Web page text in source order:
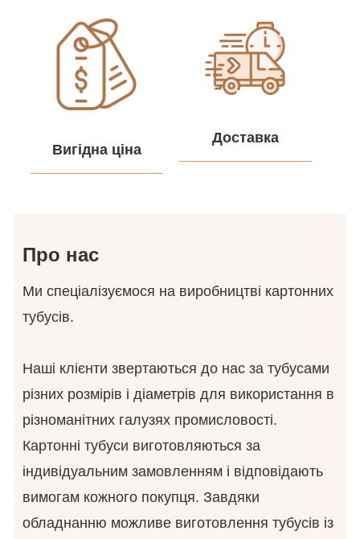
Вигідна ціна
Доставка
Про нас
Ми спеціалізуємося на виробництві картонних
тубусів.
Наші клієнти звертаються до нас за тубусами
різних розмірів і діаметрів для використання в
різноманітних галузях промисловості.
Картонні тубуси виготовляються за
індивідуальним замовленням і відповідають
вимогам кожного покупця. Завдяки
обладнанню можливе виготовлення тубусів із